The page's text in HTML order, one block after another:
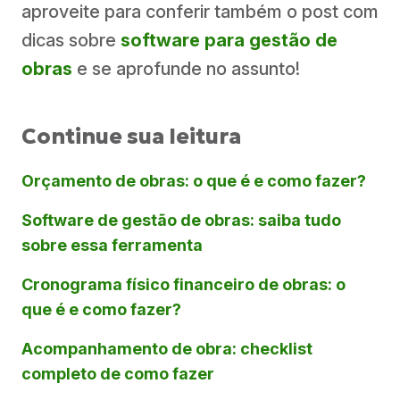
aproveite para conferir também o post com
dicas sobre software para gestão de
obras e se aprofunde no assunto!
Continue sua leitura
Orçamento de obras: o que é e como fazer?
Software de gestão de obras: saiba tudo
sobre essa ferramenta
Cronograma físico financeiro de obras: o
que é e como fazer?
Acompanhamento de obra: checklist
completo de como fazer